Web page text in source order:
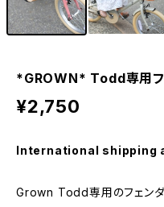
*GROWN* Todd専用フ
¥2,750
International shipping
Grown Todd専用のフェンダ